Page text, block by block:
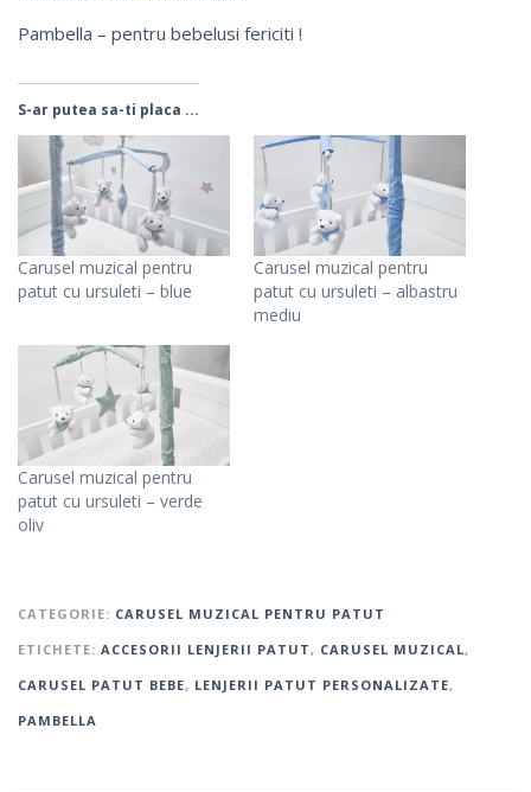
Pambella – pentru bebelusi fericiti !
S-ar putea sa-ti placa ...
Carusel muzical pentru
patut cu ursuleti – blue
Carusel muzical pentru
patut cu ursuleti – albastru
mediu
Carusel muzical pentru
patut cu ursuleti – verde
oliv
CATEGORIE: CARUSEL MUZICAL PENTRU PATUT
ETICHETE: ACCESORII LENJERII PATUT, CARUSEL MUZICAL,
CARUSEL PATUT BEBE, LENJERII PATUT PERSONALIZATE,
PAMBELLA